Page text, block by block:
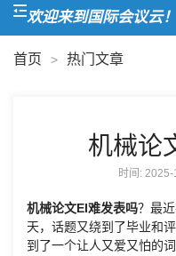
欢迎来到国际会议云！
首页 > 热门文章
机械论
时间:
机械论文EI难发表吗？最
天，话题又绕到了毕业和
到了一个让人又爱又怕的